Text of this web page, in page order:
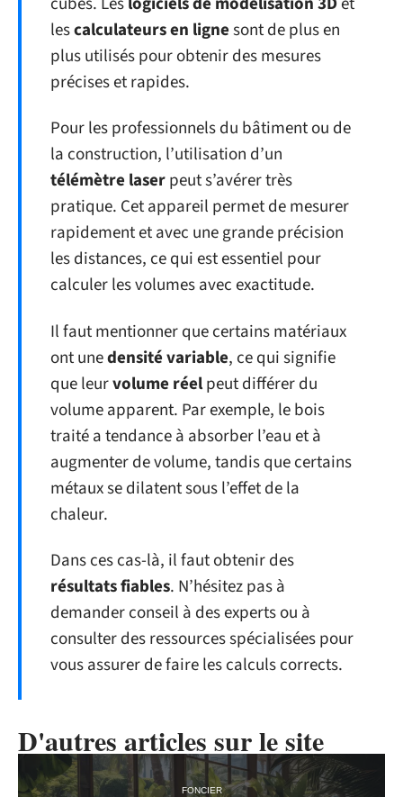
lescalculateurs en lignesont de plus en
plus utilisés pour obtenir des mesures
précises et rapides.
Pour les professionnels du bâtiment ou de
la construction, l’utilisation d’un
télémètre laserpeut s’avérer très
pratique. Cet appareil permet de mesurer
rapidement et avec une grande précision
les distances, ce qui est essentiel pour
calculer les volumes avec exactitude.
Il faut mentionner que certains matériaux
ont unedensité variable, ce qui signifie
que leurvolume réelpeut différer du
volume apparent. Par exemple, le bois
traité a tendance à absorber l’eau et à
augmenter de volume, tandis que certains
métaux se dilatent sous l’effet de la
chaleur.
Dans ces cas-là, il faut obtenir des
résultats fiables. N’hésitez pas à
demander conseil à des experts ou à
consulter des ressources spécialisées pour
vous assurer de faire les calculs corrects.
D'autres articles sur le site
FONCIER